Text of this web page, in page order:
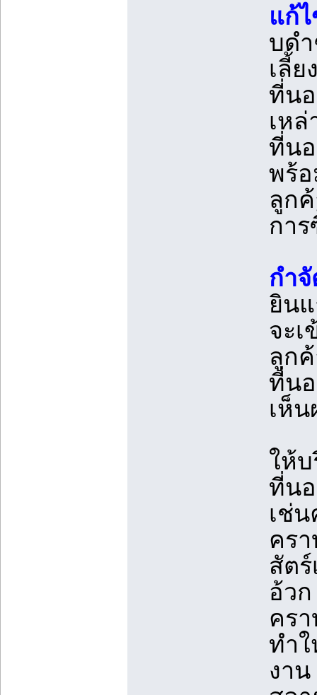
แก้
บด
เลี้
ที่น
เห
ที่น
พร้
ลูก
กา
กำ
ยิน
จะ
ลูก
ที่น
เห็
ให้
ที่น
เช่
คร
สัต
อ้ว
คร
ทำ
งา